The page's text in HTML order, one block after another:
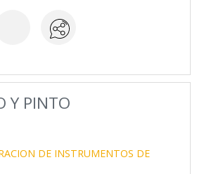
Y PINTO
DE INSTRUMENTOS DE